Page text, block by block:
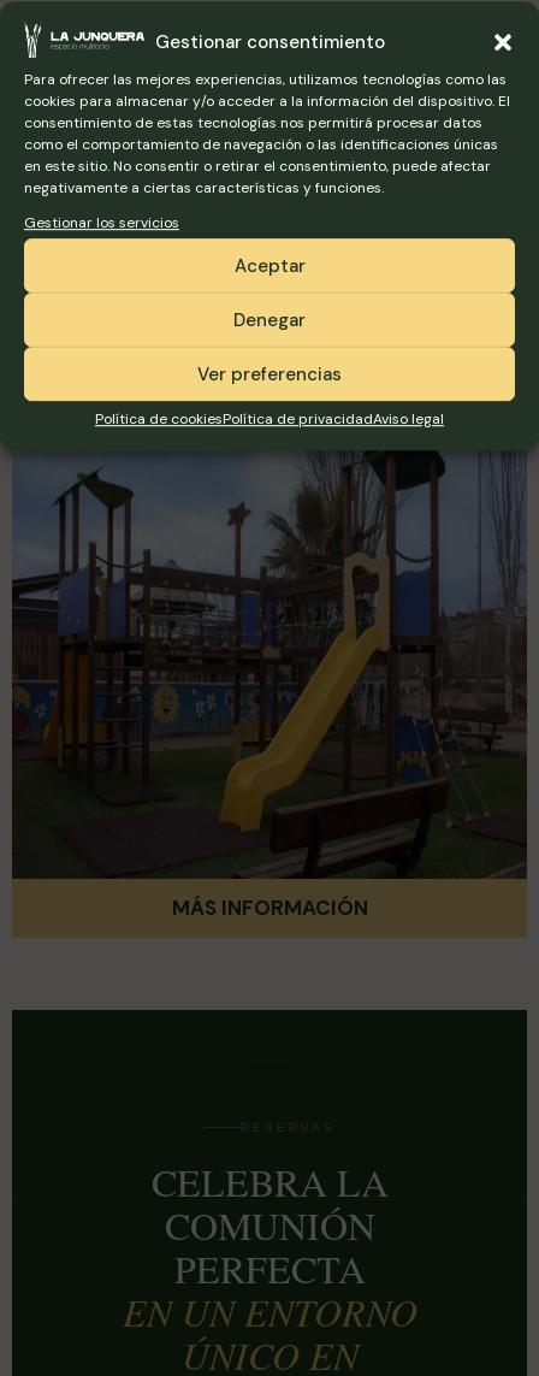
Gestionar consentimiento
Para ofrecer las mejores experiencias, utilizamos tecnologías como las
cookies para almacenar y/o acceder a la información del dispositivo. El
consentimiento de estas tecnologías nos permitirá procesar datos
como el comportamiento de navegación o las identificaciones únicas
en este sitio. No consentir o retirar el consentimiento, puede afectar
negativamente a ciertas características y funciones.
Gestionar los servicios
Aceptar
Denegar
Ver preferencias
Política de cookiesPolítica de privacidadAviso legal
Los adultos pueden relajarse sabiendo que los más
pequeños están entretenidos y seguros. Además,
ofrecemos diferentes opciones de animación infantil,
desde juegos organizados hasta espectáculos, para
que la comunión sea inolvidable para todos.
Parque infantil exterior equipado.
Campo de fútbol de hierba artificial.
Animación infantil disponible bajo petición.
Menú infantil especialmente diseñado.
MÁS INFORMACIÓN
RESERVAS
CELEBRA LA
COMUNIÓN
PERFECTA
EN UN ENTORNO
ÚNICO EN